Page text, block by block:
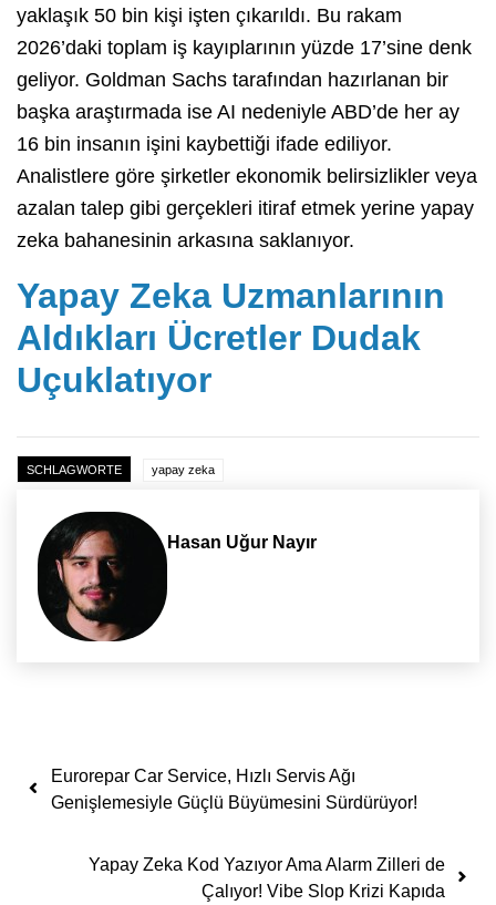
yaklaşık 50 bin kişi işten çıkarıldı. Bu rakam
2026’daki toplam iş kayıplarının yüzde 17’sine denk
geliyor. Goldman Sachs tarafından hazırlanan bir
başka araştırmada ise AI nedeniyle ABD’de her ay
16 bin insanın işini kaybettiği ifade ediliyor.
Analistlere göre şirketler ekonomik belirsizlikler veya
azalan talep gibi gerçekleri itiraf etmek yerine yapay
zeka bahanesinin arkasına saklanıyor.
Yapay Zeka Uzmanlarının
Aldıkları Ücretler Dudak
Uçuklatıyor
SCHLAGWORTE yapay zeka
Hasan Uğur Nayır
Yazı dolaşımı
Eurorepar Car Service, Hızlı Servis Ağı
Genişlemesiyle Güçlü Büyümesini Sürdürüyor!
Yapay Zeka Kod Yazıyor Ama Alarm Zilleri de
Çalıyor! Vibe Slop Krizi Kapıda